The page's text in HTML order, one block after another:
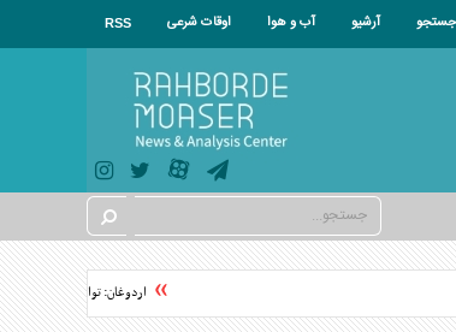
جستجو آرشیو آب و هوا اوقات شرعی RSS
اردوغان: توافق‌نامه مکه هیچ